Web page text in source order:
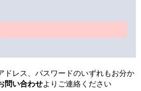
ドレス、パスワードのいずれもお分か
問い合わせよりご連絡ください